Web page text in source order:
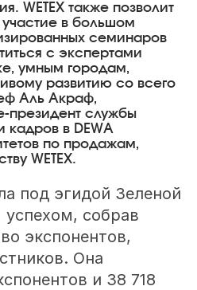
WETEX также позволит
участие в большом
семинаров
с экспертами
умным городам,
развитию со всего
Аль Акраф,
президент службы
в DEWA
по продажам,
WETEX.
под эгидой Зеленой
собрав
экспонентов,
Она
и 38 718